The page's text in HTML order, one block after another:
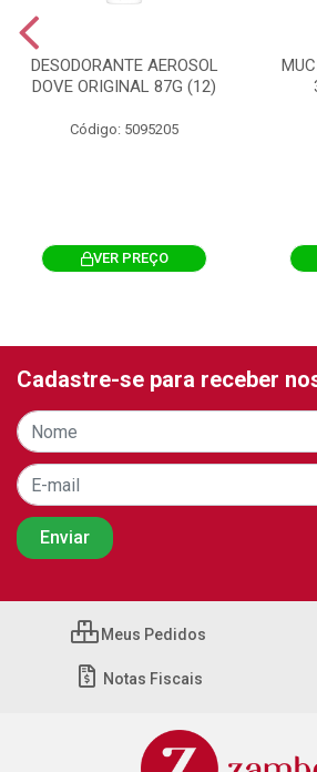
DESODORANTE AEROSOL
DOVE ORIGINAL 87G (12)
Código: 5095205
VER PREÇO
Cadastre-se para receber
Meus Pedidos
Notas Fiscais